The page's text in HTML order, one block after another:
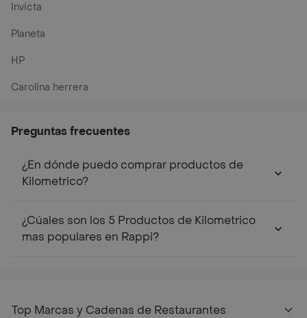
Invicta
Planeta
HP
Carolina herrera
Preguntas frecuentes
¿En dónde puedo comprar productos de
Kilometrico?
¿Cúales son los 5 Productos de Kilometrico
mas populares en Rappi?
Top Marcas y Cadenas de Restaurantes